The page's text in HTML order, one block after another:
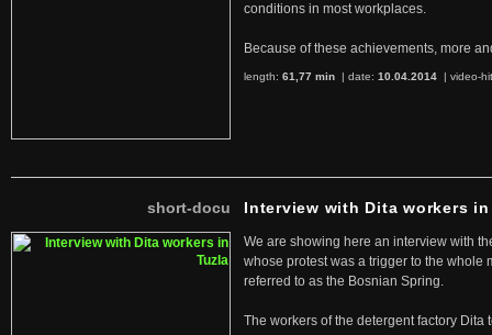
conditions in most workplaces.
Because of these achievements, more
length: 61,77 min | date: 10.04.2014 | video-
short-docu Interview with Dita workers in
We are showing here an interview with
whose protest was a trigger to the whole
referred to as the Bosnian Spring.
The workers of the detergent factory Dita